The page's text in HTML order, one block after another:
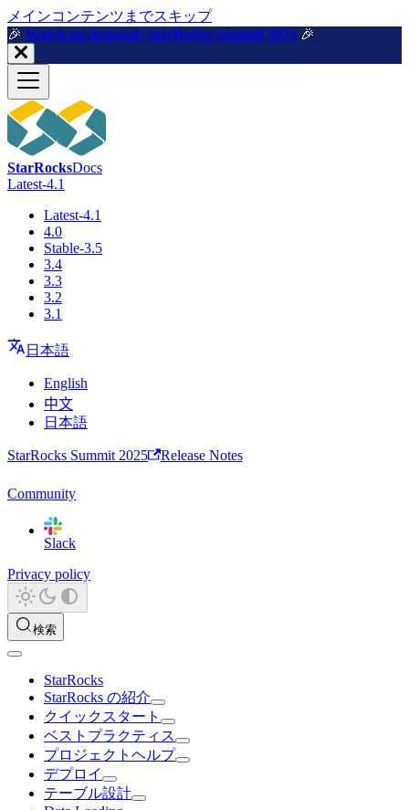
メインコンテンツまでスキップ
🎉️ Watch on demand: StarRocks Summit 2025 🎉️
StarRocksDocs
Latest-4.1
Latest-4.1
4.0
Stable-3.5
3.4
3.3
3.2
3.1
日本語
English
中文
日本語
StarRocks Summit 2025 Release Notes
Community
Slack
Privacy policy
検索
StarRocks
StarRocks の紹介
クイックスタート
ベストプラクティス
プロジェクトヘルプ
デプロイ
テーブル設計